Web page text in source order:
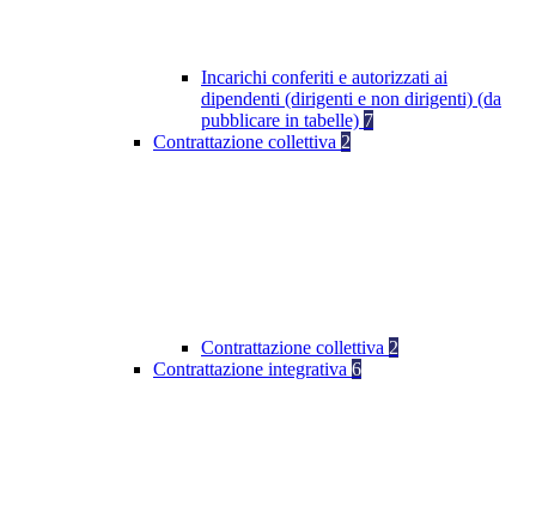
Incarichi conferiti e autorizzati ai
dipendenti (dirigenti e non dirigenti) (da
pubblicare in tabelle) 7
Contrattazione collettiva 2
Contrattazione collettiva 2
Contrattazione integrativa 6